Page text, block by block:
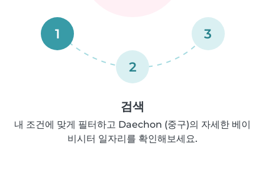
1
2
3
검색
내 조건에 맞게 필터하고 Daechon (중구)의 자세한 베이
비시터 일자리를 확인해보세요.